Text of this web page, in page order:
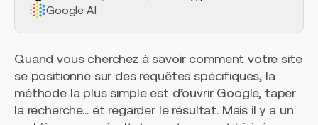
Google AI
Quand vous cherchez à savoir comment votre site
se positionne sur des requêtes spécifiques, la
méthode la plus simple est d’ouvrir Google, taper
la recherche… et regarder le résultat. Mais il y a un